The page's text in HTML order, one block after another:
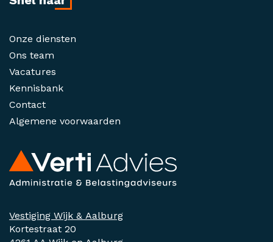
Vestiging Wijk & Aalburg
Kortestraat 20
Onze diensten
Ons team
Vacatures
Kennisbank
Contact
Algemene voorwaarden